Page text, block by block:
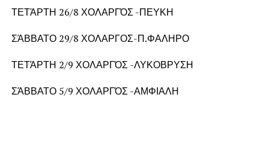
ΤΕΤΆΡΤΗ 26/8 ΧΟΛΑΡΓΌΣ -ΠΕΥΚΗ
ΣΆΒΒΑΤΟ 29/8 ΧΟΛΑΡΓΟΣ-Π.ΦΑΛΗΡΟ
ΤΕΤΆΡΤΗ 2/9 ΧΟΛΑΡΓΌΣ -ΛΥΚΟΒΡΥΣΗ
ΣΆΒΒΑΤΟ 5/9 ΧΟΛΑΡΓΌΣ -ΑΜΦΙΑΛΗ